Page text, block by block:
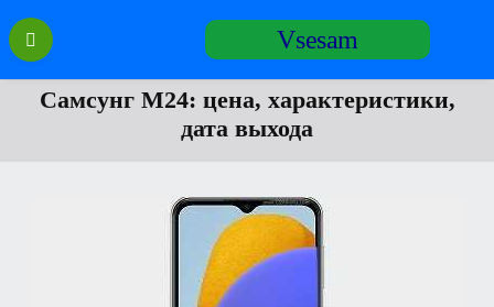
Перейти
содержанию
Vsesam
Самсунг М24: цена, характеристики,
дата выхода